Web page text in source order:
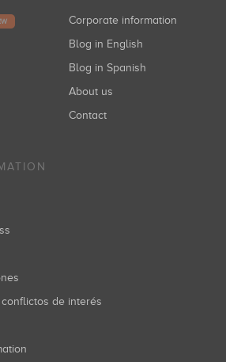
Corporate information
Blog in English
Blog in Spanish
About us
Contact
conflictos de interés